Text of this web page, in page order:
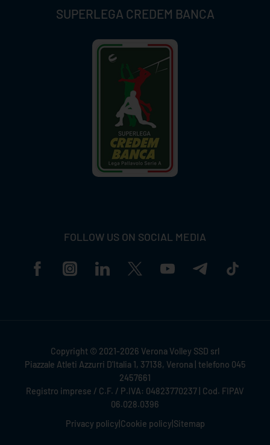
SUPERLEGA CREDEM BANCA
FOLLOW US ON SOCIAL MEDIA
Copyright © 2021-2026 Verona Volley SSD srl
Piazzale Atleti Azzurri D'Italia 1, 37138, Verona | telefono 045
2457661
Registro imprese / C.F. / P.IVA: 04823770237 | Cod. FIPAV
06.028.0396
Privacy policy Cookie policy Sitemap